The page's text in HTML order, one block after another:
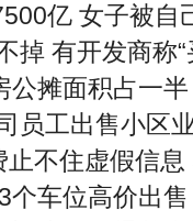
亿 女子被自
掉 有开发商称
公摊面积占一
员工出售小区
不住虚假信
个车位高价出